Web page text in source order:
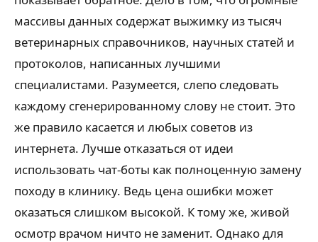
массивы данных содержат выжимку из тысяч
ветеринарных справочников, научных статей и
протоколов, написанных лучшими
специалистами. Разумеется, слепо следовать
каждому сгенерированному слову не стоит. Это
же правило касается и любых советов из
интернета. Лучше отказаться от идеи
использовать чат-боты как полноценную замену
походу в клинику. Ведь цена ошибки может
оказаться слишком высокой. К тому же, живой
осмотр врачом ничто не заменит. Однако для